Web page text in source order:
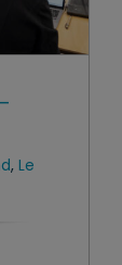
, Le